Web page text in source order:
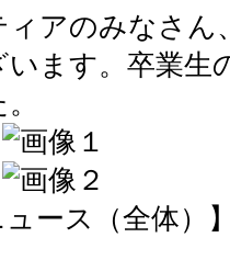
ィアのみなさん
います。卒業
ュース（全体）